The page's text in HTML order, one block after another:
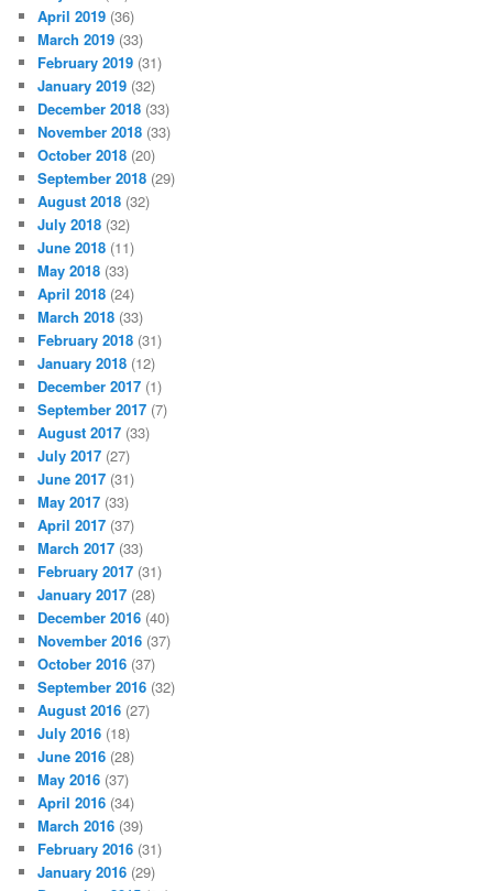
April 2019 (36)
March 2019 (33)
February 2019 (31)
January 2019 (32)
December 2018 (33)
November 2018 (33)
October 2018 (20)
September 2018 (29)
August 2018 (32)
July 2018 (32)
June 2018 (11)
May 2018 (33)
April 2018 (24)
March 2018 (33)
February 2018 (31)
January 2018 (12)
December 2017 (1)
September 2017 (7)
August 2017 (33)
July 2017 (27)
June 2017 (31)
May 2017 (33)
April 2017 (37)
March 2017 (33)
February 2017 (31)
January 2017 (28)
December 2016 (40)
November 2016 (37)
October 2016 (37)
September 2016 (32)
August 2016 (27)
July 2016 (18)
June 2016 (28)
May 2016 (37)
April 2016 (34)
March 2016 (39)
February 2016 (31)
January 2016 (29)